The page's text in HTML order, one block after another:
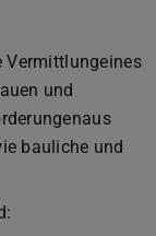
Vermittlungeines
und
bauliche und